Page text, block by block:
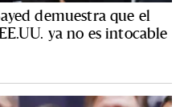
demuestra que el
ya no es intocable